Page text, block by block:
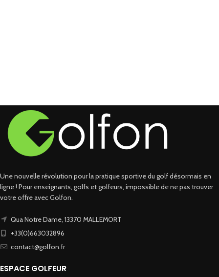
Une nouvelle révolution pour la pratique sportive du golf désormais en
ligne ! Pour enseignants, golfs et golfeurs, impossible de ne pas trouver
votre offre avec Golfon.
Qua Notre Dame, 13370 MALLEMORT
+33(0)663032896
contact@golfon.fr
ESPACE GOLFEUR